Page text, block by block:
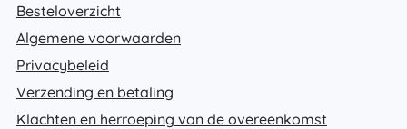
Besteloverzicht
Algemene voorwaarden
Privacybeleid
Verzending en betaling
Klachten en herroeping van de overeenkomst